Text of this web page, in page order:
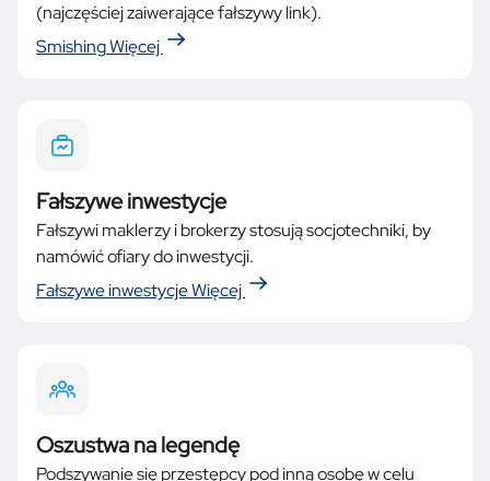
(najczęściej zaiwerające fałszywy link).
SmishingWięcej
Fałszywe inwestycje
Fałszywi maklerzy i brokerzy stosują socjotechniki, by
namówić ofiary do inwestycji.
Fałszywe inwestycjeWięcej
Oszustwa na legendę
Podszywanie się przestępcy pod inną osobę w celu